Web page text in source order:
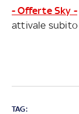
- Offerte Sky -
attivale subito
TAG: